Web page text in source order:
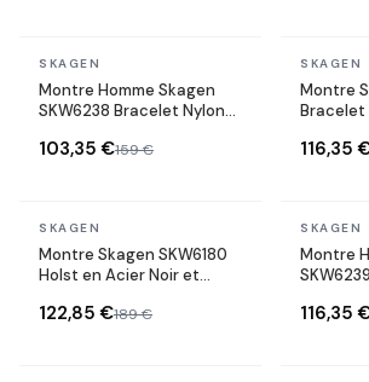
En stock
SKAGEN
Montre Homme Skagen
SKW6238 Bracelet Nylon
103,35 €159 €
En stock
SKAGEN
Montre
Bracelet
116,35
En stock
SKAGEN
Montre Skagen SKW6180
Holst en Acier Noir et
122,85 €189 €
En stock
SKAGEN
Montre
116,35